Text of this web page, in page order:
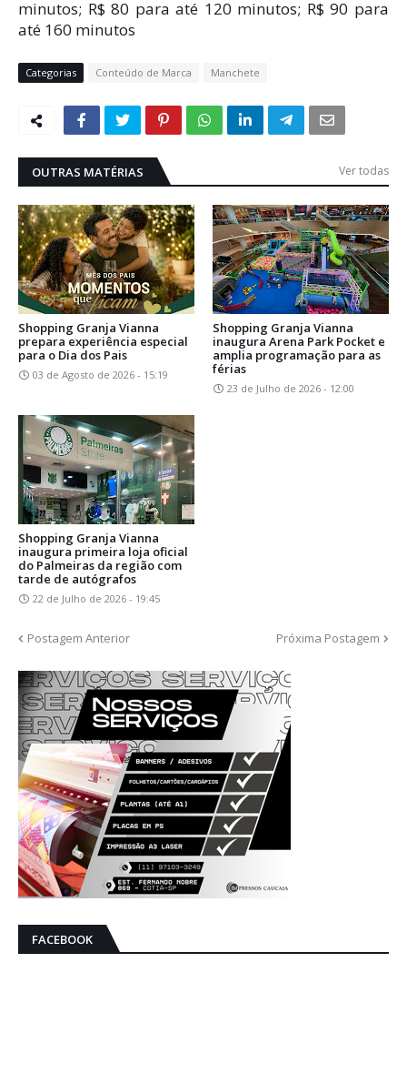
minutos; R$ 80 para até 120 minutos; R$ 90 para
até 160 minutos
Categorias Conteúdo de Marca Manchete
OUTRAS MATÉRIAS Ver todas
Shopping Granja Vianna
prepara experiência especial
para o Dia dos Pais
03 de Agosto de 2026 - 15:19
Shopping Granja Vianna
inaugura Arena Park Pocket e
amplia programação para as
férias
23 de Julho de 2026 - 12:00
Shopping Granja Vianna
inaugura primeira loja oficial
do Palmeiras da região com
tarde de autógrafos
22 de Julho de 2026 - 19:45
Postagem Anterior Próxima Postagem
FACEBOOK